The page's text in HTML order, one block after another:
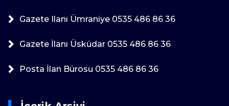
Gazete Ilanı Ümraniye 0535 486 86 36
Gazete İlanı Üsküdar 0535 486 86 36
Posta İlan Bürosu 0535 486 86 36